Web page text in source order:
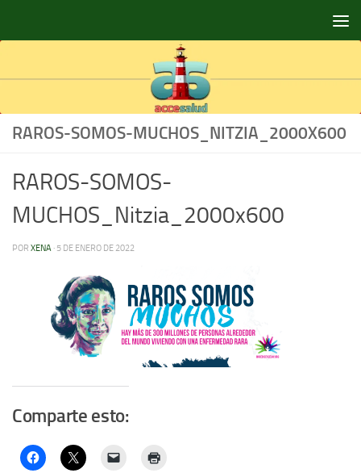
RAROS-SOMOS-MUCHOS_NITZIA_2000X600
RAROS-SOMOS-
MUCHOS_Nitzia_2000x600
POR XENA · 5 DE ENERO DE 2022
Comparte esto: